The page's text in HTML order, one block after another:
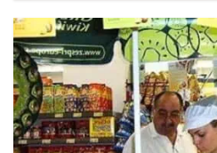
noviembre 7, 2024